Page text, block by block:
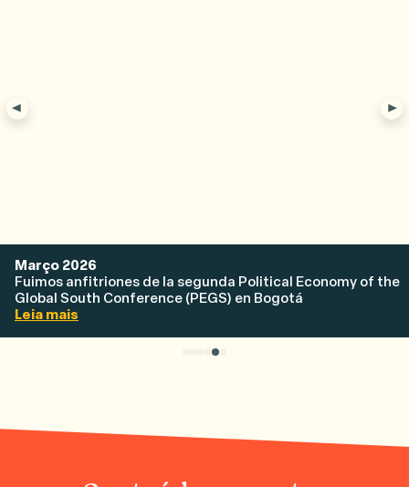
Março 2026
Fuimos anfitriones de la segunda Political Economy of the
Global South Conference (PEGS) en Bogotá
Leia mais